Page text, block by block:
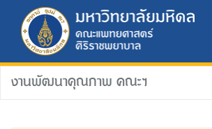
งานพัฒนาคุณภาพ คณะฯ